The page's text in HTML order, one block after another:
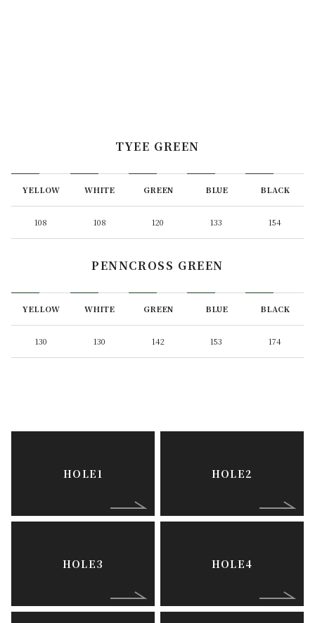
TYEE GREEN
YELLOW WHITE GREEN BLUE BLACK
108 108 120 133 154
PENNCROSS GREEN
YELLOW WHITE GREEN BLUE BLACK
130 130 142 153 174
HOLE1 HOLE2
HOLE3 HOLE4